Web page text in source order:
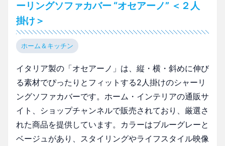
ーリングソファカバー “オセアーノ” ＜２人
掛け＞
ホーム＆キッチン
イタリア製の「オセアーノ」は、縦・横・斜めに伸び
る素材でぴったりとフィットする2人掛けのシャーリ
ングソファカバーです。ホーム・インテリアの通販サ
イト、ショップチャンネルで販売されており、厳選さ
れた商品を提供しています。カラーはブルーグレーと
ベージュがあり、スタイリングやライフスタイル映像